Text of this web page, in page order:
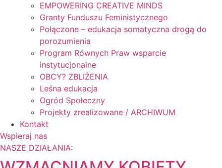
EMPOWERING CREATIVE MINDS
Granty Funduszu Feministycznego
Połączone – edukacja somatyczna drogą do
porozumienia
Program Równych Praw wsparcie
instytucjonalne
OBCY? ZBLIŻENIA
Leśna edukacja
Ogród Społeczny
Projekty zrealizowane / ARCHIWUM
Kontakt
Wspieraj nas
NASZE DZIAŁANIA: